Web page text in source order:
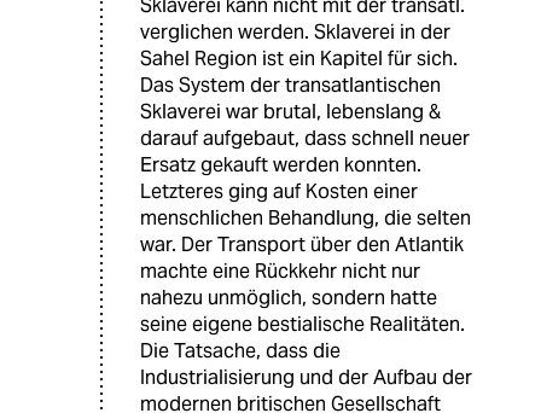
Sklaverei kann nicht mit der transatl.
verglichen werden. Sklaverei in der
Sahel Region ist ein Kapitel für sich.
Das System der transatlantischen
Sklaverei war brutal, lebenslang &
darauf aufgebaut, dass schnell neuer
Ersatz gekauft werden konnten.
Letzteres ging auf Kosten einer
menschlichen Behandlung, die selten
war. Der Transport über den Atlantik
machte eine Rückkehr nicht nur
nahezu unmöglich, sondern hatte
seine eigene bestialische Realitäten.
Die Tatsache, dass die
Industrialisierung und der Aufbau der
modernen britischen Gesellschaft